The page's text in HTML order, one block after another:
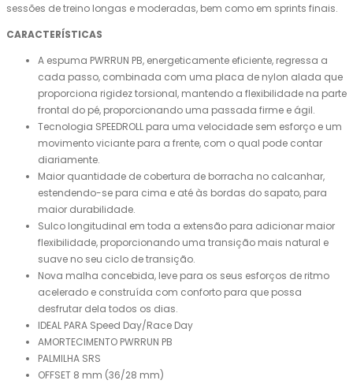
sessões de treino longas e moderadas, bem como em sprints finais.
CARACTERÍSTICAS
A espuma PWRRUN PB, energeticamente eficiente, regressa a
cada passo, combinada com uma placa de nylon alada que
proporciona rigidez torsional, mantendo a flexibilidade na parte
frontal do pé, proporcionando uma passada firme e ágil.
Tecnologia SPEEDROLL para uma velocidade sem esforço e um
movimento viciante para a frente, com o qual pode contar
diariamente.
Maior quantidade de cobertura de borracha no calcanhar,
estendendo-se para cima e até às bordas do sapato, para
maior durabilidade.
Sulco longitudinal em toda a extensão para adicionar maior
flexibilidade, proporcionando uma transição mais natural e
suave no seu ciclo de transição.
Nova malha concebida, leve para os seus esforços de ritmo
acelerado e construída com conforto para que possa
desfrutar dela todos os dias.
IDEAL PARA Speed ​​​​Day/Race Day
AMORTECIMENTO PWRRUN PB
PALMILHA SRS
OFFSET 8 mm (36/28 mm)